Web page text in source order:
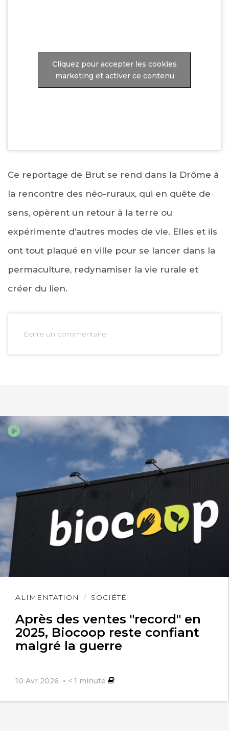
Cliquez pour accepter les cookies
marketing et activer ce contenu
Ce reportage de Brut se rend dans la Drôme à
la rencontre des néo-ruraux, qui en quête de
sens, opèrent un retour à la terre ou
expérimente d’autres modes de vie. Elles et ils
ont tout plaqué en ville pour se lancer dans la
permaculture, redynamiser la vie rurale et
créer du lien.
Ecrire un commentaire
ALIMENTATION SOCIÉTÉ
Après des ventes "record" en
2025, Biocoop reste confiant
malgré la guerre
10 Avr 2026 < 1 minute
Lire